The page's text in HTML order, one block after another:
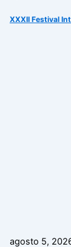
XXXII Festival
agosto 5,